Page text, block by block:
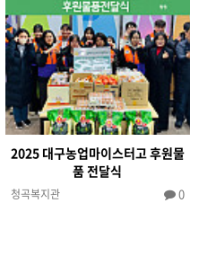
2025 대구농업마이스터고 후원물
품 전달식
청곡복지관 0